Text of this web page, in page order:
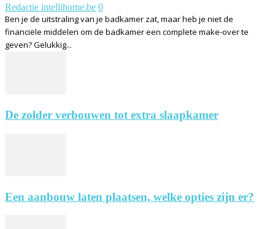
Redactie intellihome.be 0
Ben je de uitstraling van je badkamer zat, maar heb je niet de
financiële middelen om de badkamer een complete make-over te
geven? Gelukkig...
De zolder verbouwen tot extra slaapkamer
Een aanbouw laten plaatsen, welke opties zijn er?